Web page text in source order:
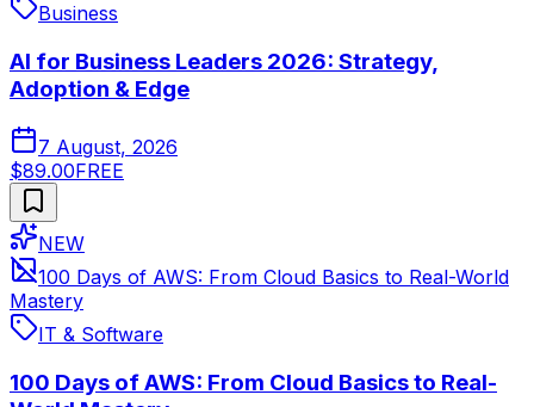
Business
AI for Business Leaders 2026: Strategy,
Adoption & Edge
7 August, 2026
$89.00FREE
NEW
100 Days of AWS: From Cloud Basics to Real-World
Mastery
IT & Software
100 Days of AWS: From Cloud Basics to Real-